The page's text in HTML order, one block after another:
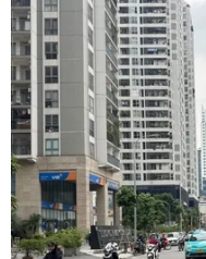
Đại sứ Đỗ Minh Hùng
viên tại trung tâm.
Ngày 14/6, tại